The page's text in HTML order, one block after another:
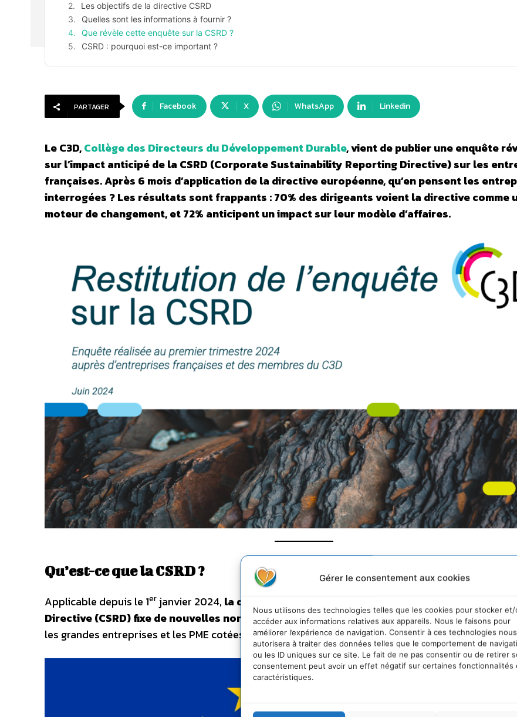
Gérer le consentement aux cookies
Nous utilisons des technologies telles que les cookies pour stocker et/
accéder aux informations relatives aux appareils. Nous le faisons pour
améliorer l’expérience de navigation. Consentir à ces technologies nous
autorisera à traiter des données telles que le comportement de
ou les ID uniques sur ce site. Le fait de ne pas consentir ou de retirer
consentement peut avoir un effet négatif sur certaines fonctionnalités
caractéristiques.
Les objectifs de la directive CSRD
Quelles sont les informations à fournir ?
Que révèle cette enquête sur la CSRD ?
CSRD : pourquoi est-ce important ?
PARTAGER Facebook X WhatsApp Linkedin
Le C3D,Collège des Directeurs du Développement Durable, vient de publier une enquête
sur l’impact anticipé de la CSRD (Corporate Sustainability Reporting Directive) sur les
françaises. Après 6 mois d’application de la directive européenne, qu’en pensent les
interrogées ? Les résultats sont frappants : 70% des dirigeants voient la directive comme
moteur de changement, et 72% anticipent un impact sur leur modèle d’affaires.
Qu’est-ce que la CSRD ?
Applicable depuis le 1er janvier 2024, la directive européenne Corporate Sustainability
Directive (CSRD) fixe de nouvelles normes et obligations de reporting extra-financier. Elle
les grandes entreprises et les PME cotées en bourse.